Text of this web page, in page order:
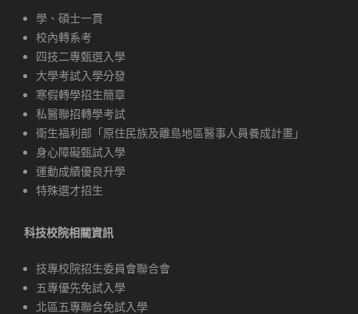
學、碩士一貫
校內轉系考
四技二專甄選入學
大學考試入學分發
寒假轉學招生簡章
私醫聯招轉學考試
衛生福利部「原住民族及離島地區醫事人員養成計畫」
身心障礙甄試入學
運動成績優良升學
特殊選才招生
科技校院相關資訊
技專校院招生委員會聯合會
五專優先免試入學
北區五專聯合免試入學